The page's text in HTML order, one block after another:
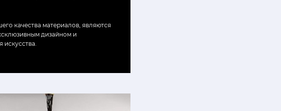
качества материалов, являются
дизайном и